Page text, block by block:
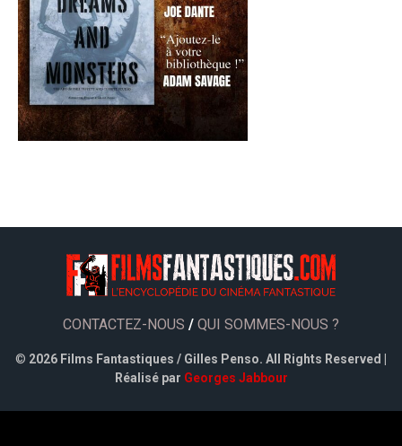
CONTACTEZ-NOUS / QUI SOMMES-NOUS ?
© 2026 Films Fantastiques / Gilles Penso. All Rights Reserved |
Réalisé par Georges Jabbour